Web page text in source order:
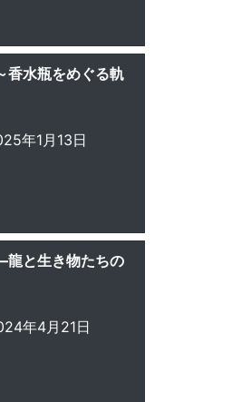
香水瓶をめぐる軌
年1月13日
龍と生き物たちの
年4月21日